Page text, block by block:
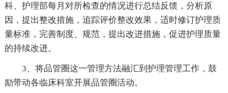
科、护理部每月对所检查的情况进行总结反馈，分析原
因，提出整改措施，追踪评价整改效果，适时修订护理质
量标准，完善制度、规范，提出改进措施，促进护理质量
的持续改进。
3、将品管圈这一管理方法融汇到护理管理工作，鼓
励带动各临床科室开展品管圈活动。